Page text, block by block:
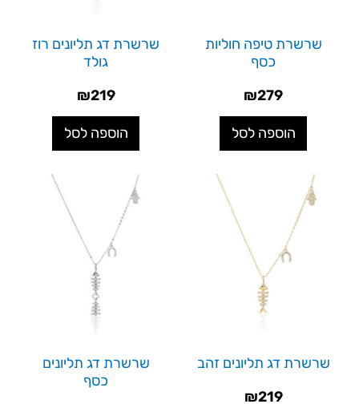
שרשרת טיפה חוליות
כסף
₪279
הוספה לסל
שרשרת דג תליונים רוז
גולד
₪219
הוספה לסל
שרשרת דג תליונים זהב
₪219
שרשרת דג תליונים
כסף